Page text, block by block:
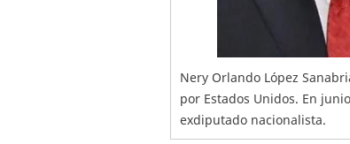
Nery Orlando López
por Estados Unidos. En
exdiputado nacionalista.